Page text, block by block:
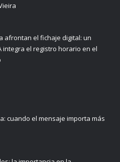
afrontan el fichaje digital: un
integra el registro horario en el
cuando el mensaje importa más